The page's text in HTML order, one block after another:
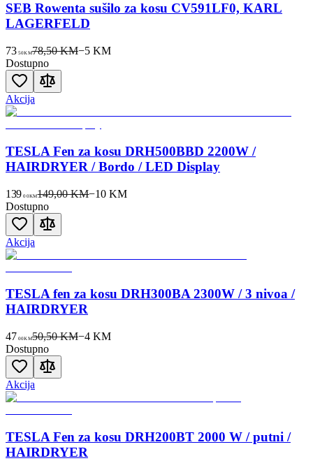
SEB Rowenta sušilo za kosu CV591LF0, KARL
LAGERFELD
73 50KM78,50 KM−5KM
Dostupno
Akcija
TESLA Fen za kosu DRH500BBD 2200W /
HAIRDRYER / Bordo / LED Display
139 00KM149,00 KM−10 KM
Dostupno
Akcija
TESLA fen za kosu DRH300BA 2300W / 3 nivoa /
HAIRDRYER
47 00KM50,50 KM−4KM
Dostupno
Akcija
TESLA Fen za kosu DRH200BT 2000 W / putni /
HAIRDRYER